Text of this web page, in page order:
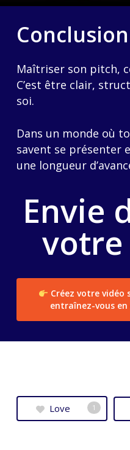
Conclusion
Maîtriser son pitch,
C’est être clair,
soi.
Dans un monde où
savent se présenter
une longueur
Envie
votre
Créez votre vidéo
entraînez-vous
Love 1